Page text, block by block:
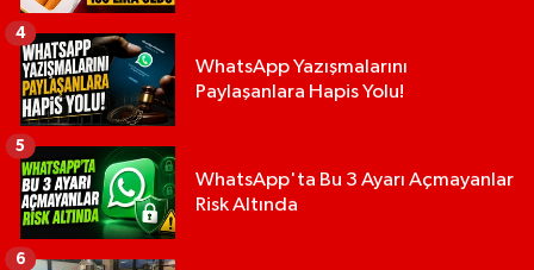
WhatsApp Yazışmalarını
Paylaşanlara Hapis Yolu!
4
WhatsApp'ta Bu 3 Ayarı Açmayanlar
Risk Altında
5
6